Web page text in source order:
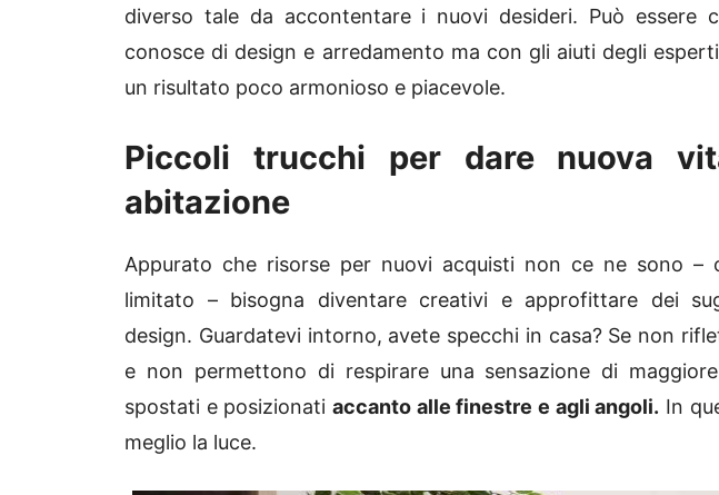
diverso tale da accontentare i nuovi desideri. Può essere
conosce di design e arredamento ma con gli aiuti degli
un risultato poco armonioso e piacevole.
Piccoli trucchi per dare nuova
abitazione
Appurato che risorse per nuovi acquisti non ce ne sono –
limitato – bisogna diventare creativi e approfittare dei
design. Guardatevi intorno, avete specchi in casa? Se non
e non permettono di respirare una sensazione di
spostati e posizionati accanto alle finestre e agli angoli. In
meglio la luce.